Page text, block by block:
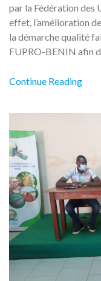
par la Fédération des
effet, l’amélioration
la démarche qualité
FUPRO-BENIN afin
Continue Reading